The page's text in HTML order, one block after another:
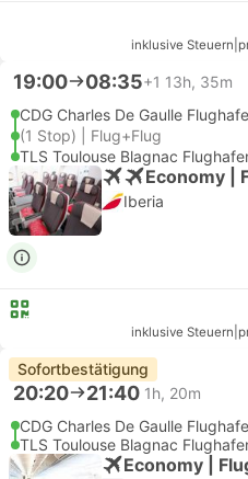
inklusive Steuern
19:00 08:35+1 13h, 35m
CDG Charles De Gaulle
(1 Stop) | Flug+Flug
TLS Toulouse Blagnac
Economy |
Iberia
inklusive Steuern
Sofortbestätigung
20:20 21:40 1h, 20m
CDG Charles De Gaulle
TLS Toulouse Blagnac
Economy |